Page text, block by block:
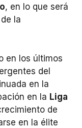
, en lo que será
la
en los últimos
del
en la
en la Liga
de
en la élite